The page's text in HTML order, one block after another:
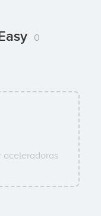
0
aceleradoras